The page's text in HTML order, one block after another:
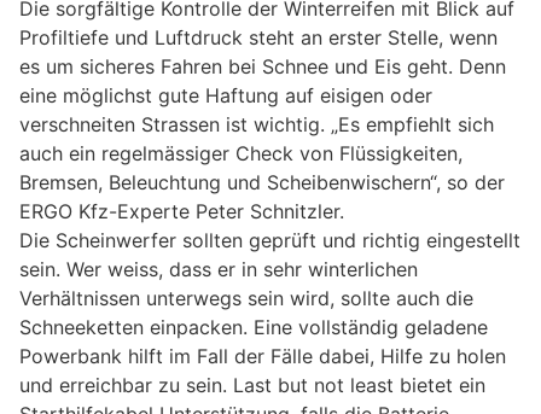
Die sorgfältige Kontrolle der Winterreifen mit Blick auf
Profiltiefe und Luftdruck steht an erster Stelle, wenn
es um sicheres Fahren bei Schnee und Eis geht. Denn
eine möglichst gute Haftung auf eisigen oder
verschneiten Strassen ist wichtig. „Es empfiehlt sich
auch ein regelmässiger Check von Flüssigkeiten,
Bremsen, Beleuchtung und Scheibenwischern“, so der
ERGO Kfz-Experte Peter Schnitzler.
Die Scheinwerfer sollten geprüft und richtig eingestellt
sein. Wer weiss, dass er in sehr winterlichen
Verhältnissen unterwegs sein wird, sollte auch die
Schneeketten einpacken. Eine vollständig geladene
Powerbank hilft im Fall der Fälle dabei, Hilfe zu holen
und erreichbar zu sein. Last but not least bietet ein